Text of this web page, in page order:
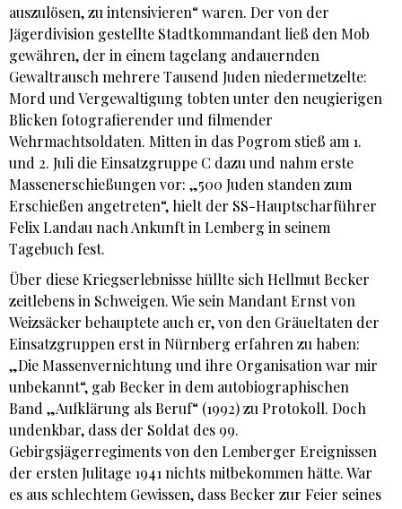
auszulösen, zu intensivieren“ waren. Der von der
Jägerdivision gestellte Stadtkommandant ließ den Mob
gewähren, der in einem tagelang andauernden
Gewaltrausch mehrere Tausend Juden niedermetzelte:
Mord und Vergewaltigung tobten unter den neugierigen
Blicken fotografierender und filmender
Wehrmachtsoldaten. Mitten in das Pogrom stieß am 1.
und 2. Juli die Einsatzgruppe C dazu und nahm erste
Massenerschießungen vor: „500 Juden standen zum
Erschießen angetreten“, hielt der SS-Hauptscharführer
Felix Landau nach Ankunft in Lemberg in seinem
Tagebuch fest.
Über diese Kriegserlebnisse hüllte sich Hellmut Becker
zeitlebens in Schweigen. Wie sein Mandant Ernst von
Weizsäcker behauptete auch er, von den Gräueltaten der
Einsatzgruppen erst in Nürnberg erfahren zu haben:
„Die Massenvernichtung und ihre Organisation war mir
unbekannt“, gab Becker in dem autobiographischen
Band „Aufklärung als Beruf“ (1992) zu Protokoll. Doch
undenkbar, dass der Soldat des 99.
Gebirgsjägerregiments von den Lemberger Ereignissen
der ersten Julitage 1941 nichts mitbekommen hätte. War
es aus schlechtem Gewissen, dass Becker zur Feier seines